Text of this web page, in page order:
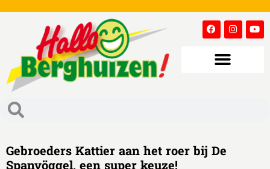
Gebroeders Kattier aan het roer bij De
Spanvöggel, een super keuze!